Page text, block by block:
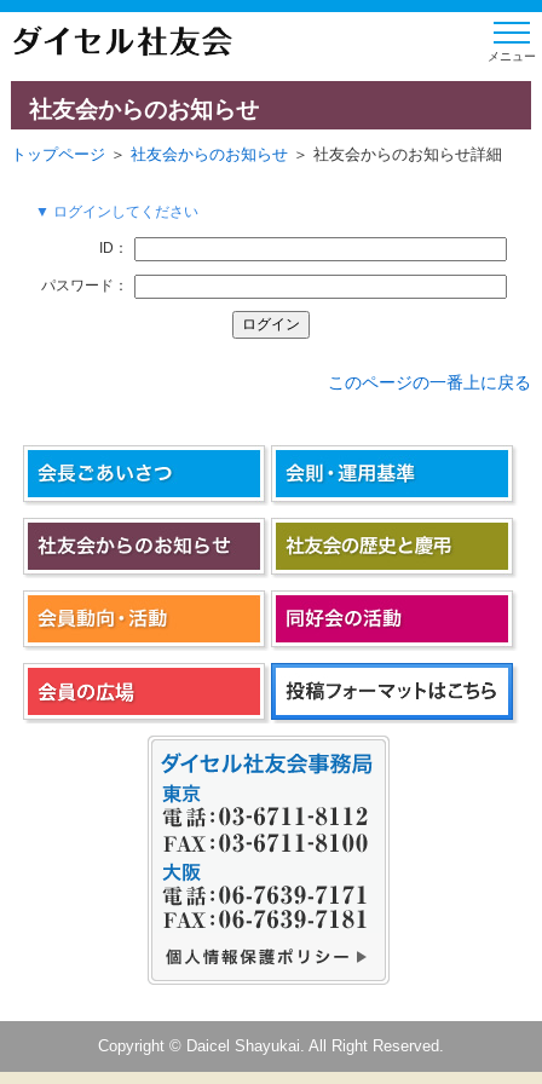
社友会からのお知らせ
トップページ ＞ 社友会からのお知らせ＞ 社友会からのお知らせ詳細
▼ ログインしてください
ID：
パスワード：
このページの一番上に戻る
Copyright © Daicel Shayukai. All Right Reserved.